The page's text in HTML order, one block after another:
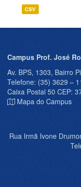
CSV
Campus Prof. José
Av. BPS, 1303, Bairro
Telefone: (35) 3629 –
Caixa Postal 50 CEP:
Mapa do Campus
Rua Irmã Ivone